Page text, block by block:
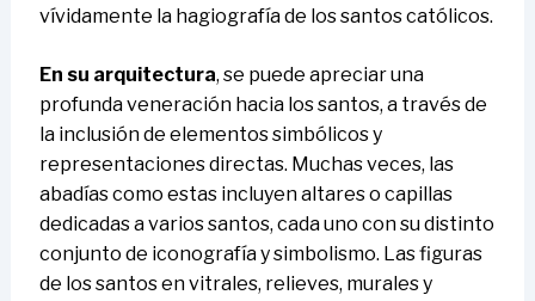
vívidamente la hagiografía de los santos católicos.
En su arquitectura, se puede apreciar una
profunda veneración hacia los santos, a través de
la inclusión de elementos simbólicos y
representaciones directas. Muchas veces, las
abadías como estas incluyen altares o capillas
dedicadas a varios santos, cada uno con su distinto
conjunto de iconografía y simbolismo. Las figuras
de los santos en vitrales, relieves, murales y